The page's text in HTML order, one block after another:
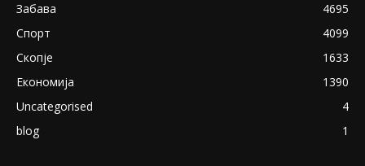
Забава
4695
Спорт
4099
Скопје
1633
Економија
1390
Uncategorised
4
blog
1